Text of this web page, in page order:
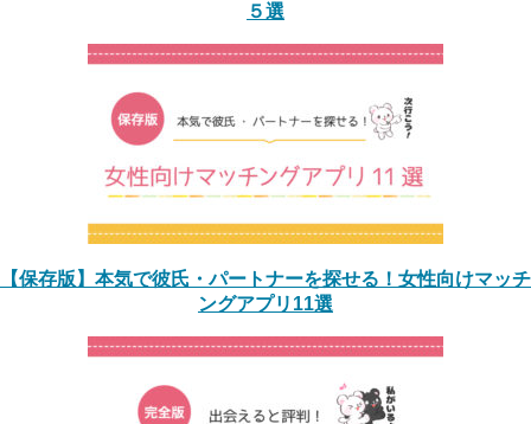
５選
【保存版】本気で彼氏・パートナーを探せる！女性向けマッチ
ングアプリ11選